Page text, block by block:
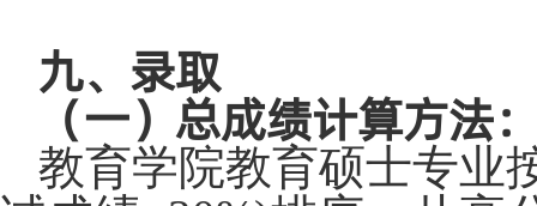
九、录取
（一）总成绩计算方法
教育学院教育硕士专业